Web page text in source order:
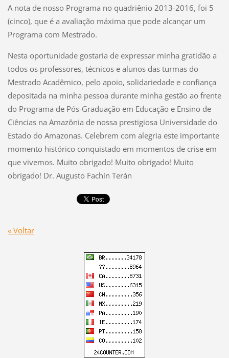
A nota de nosso Programa no quadriênio 2013-2016, foi 5
(cinco), que é a avaliação máxima que pode alcançar um
Programa com Mestrado.
Nesta oportunidade gostaria de expressar minha gratidão a
todos os professores, técnicos e alunos das turmas do
Mestrado Acadêmico, pelo apoio, solidariedade e confiança
depositada na minha pessoa durante minha gestão ao frente
do Programa de Pós-Graduação em Educação e Ensino de
Ciências na Amazônia de nossa prestigiosa Universidade do
Estado do Amazonas. Celebrem com alegria este importante
momento histórico conquistado em momentos de crise em
que vivemos. Muito obrigado! Muito obrigado! Muito
obrigado! Dr. Augusto Fachín Terán
« Voltar